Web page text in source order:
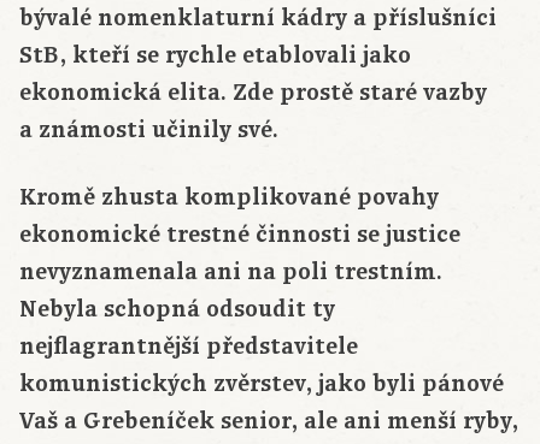
bývalé nomenklaturní kádry a příslušníci
StB, kteří se rychle etablovali jako
ekonomická elita. Zde prostě staré vazby
a známosti učinily své.
Kromě zhusta komplikované povahy
ekonomické trestné činnosti se justice
nevyznamenala ani na poli trestním.
Nebyla schopná odsoudit ty
nejflagrantnější představitele
komunistických zvěrstev, jako byli pánové
Vaš a Grebeníček senior, ale ani menší ryby,